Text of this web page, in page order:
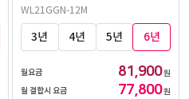
WL21GGN-12M
3년 4년 5년 6년
월요금 81,900원
월 결합시 요금
77,800원